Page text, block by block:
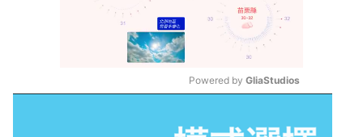
Powered by GliaStudios